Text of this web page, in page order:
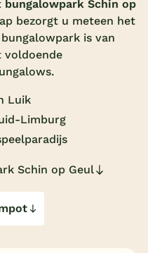
zwembad
faciliteiten
bungalowpark Schin op
bezorgt u meteen het
is van
voldoende
Luik
Limburg
Schin op Geul